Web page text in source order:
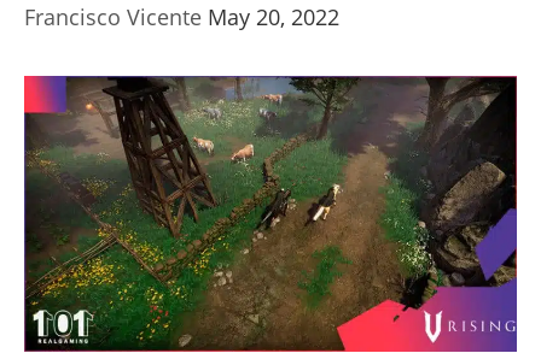
Francisco Vicente May 20, 2022